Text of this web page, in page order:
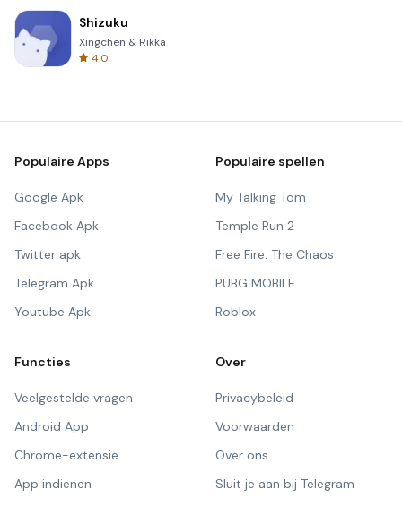
Shizuku
Xingchen & Rikka
4.0
Populaire Apps
Google Apk
Facebook Apk
Twitter apk
Telegram Apk
Youtube Apk
Populaire spellen
My Talking Tom
Temple Run 2
Free Fire: The Chaos
PUBG MOBILE
Roblox
Functies
Veelgestelde vragen
Android App
Chrome-extensie
App indienen
Over
Privacybeleid
Voorwaarden
Over ons
Sluit je aan bij Telegram